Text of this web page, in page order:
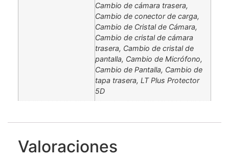
Cambio de cámara trasera,
Cambio de conector de carga,
Cambio de Cristal de Cámara,
Cambio de cristal de cámara
trasera, Cambio de cristal de
pantalla, Cambio de Micrófono,
Cambio de Pantalla, Cambio de
tapa trasera, LT Plus Protector
5D
Valoraciones